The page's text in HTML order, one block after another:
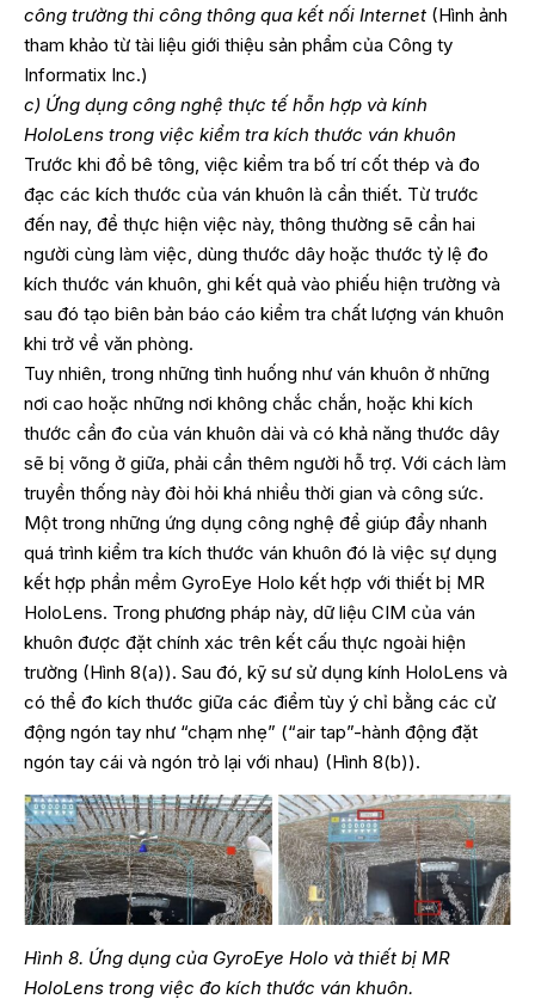
công trường thi công thông qua kết nối Internet (Hình ảnh
tham khảo từ tài liệu giới thiệu sản phẩm của Công ty
Informatix Inc.)
c) Ứng dụng công nghệ thực tế hỗn hợp và kính
HoloLens trong việc kiểm tra kích thước ván khuôn
Trước khi đổ bê tông, việc kiểm tra bố trí cốt thép và đo
đạc các kích thước của ván khuôn là cần thiết. Từ trước
đến nay, để thực hiện việc này, thông thường sẽ cần hai
người cùng làm việc, dùng thước dây hoặc thước tỷ lệ đo
kích thước ván khuôn, ghi kết quả vào phiếu hiện trường và
sau đó tạo biên bản báo cáo kiểm tra chất lượng ván khuôn
khi trở về văn phòng.
Tuy nhiên, trong những tình huống như ván khuôn ở những
nơi cao hoặc những nơi không chắc chắn, hoặc khi kích
thước cần đo của ván khuôn dài và có khả năng thước dây
sẽ bị võng ở giữa, phải cần thêm người hỗ trợ. Với cách làm
truyền thống này đòi hỏi khá nhiều thời gian và công sức.
Một trong những ứng dụng công nghệ để giúp đẩy nhanh
quá trình kiểm tra kích thước ván khuôn đó là việc sự dụng
kết hợp phần mềm GyroEye Holo kết hợp với thiết bị MR
HoloLens. Trong phương pháp này, dữ liệu CIM của ván
khuôn được đặt chính xác trên kết cấu thực ngoài hiện
trường (Hình 8(a)). Sau đó, kỹ sư sử dụng kính HoloLens và
có thể đo kích thước giữa các điểm tùy ý chỉ bằng các cử
động ngón tay như “chạm nhẹ” (“air tap”-hành động đặt
ngón tay cái và ngón trỏ lại với nhau) (Hình 8(b)).
Hình 8. Ứng dụng của GyroEye Holo và thiết bị MR
HoloLens trong việc đo kích thước ván khuôn.